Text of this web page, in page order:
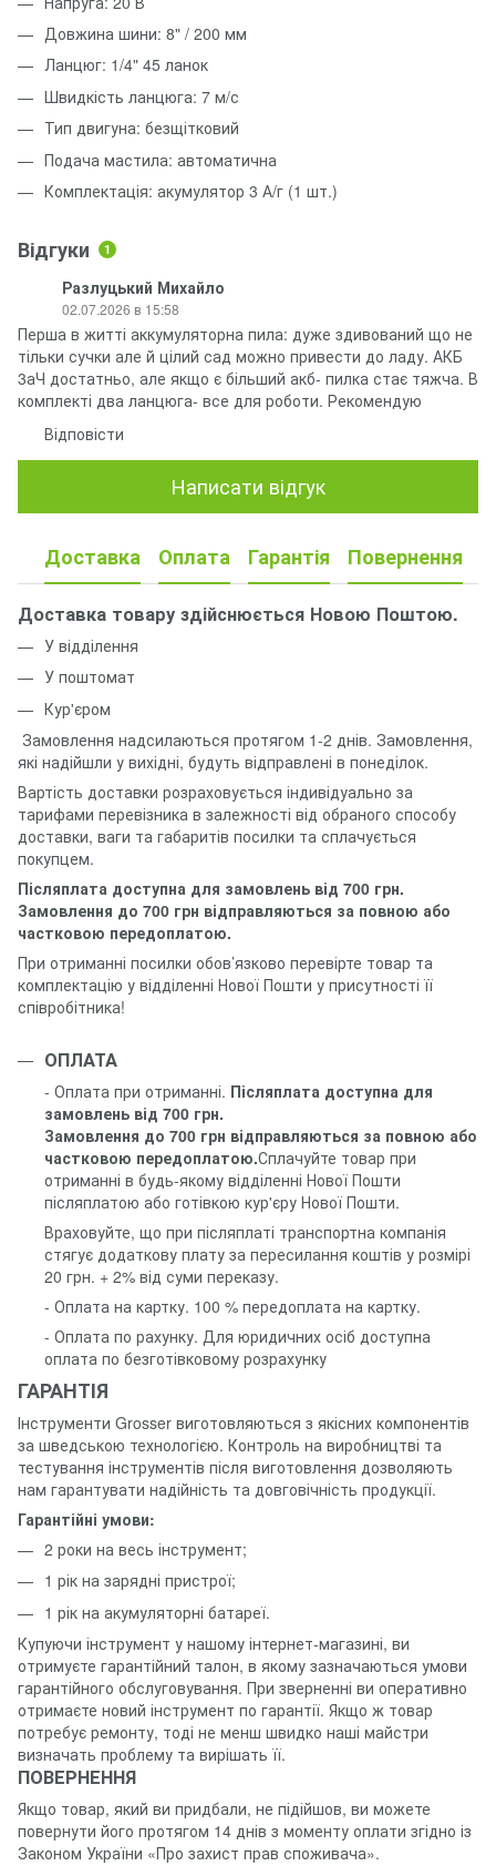
Довжина шини: 8" / 200 мм
Ланцюг: 1/4" 45 ланок
Швидкість ланцюга: 7 м/с
Тип двигуна: безщітковий
Подача мастила: автоматична
Комплектація: акумулятор 3 А/г (1 шт.)
Відгуки 1
Разлуцький Михайло
02.07.2026 в 15:58
Перша в житті аккумуляторна пила: дуже здивований що не
тільки сучки але й цілий сад можно привести до ладу. АКБ
3аЧ достатньо, але якщо є більший акб- пилка стає тяжча. В
комплекті два ланцюга- все для роботи. Рекомендую
Відповісти
Написати відгук
Доставка Оплата Гарантія Повернення
Доставка товару здійснюється Новою Поштою.
У відділення
У поштомат
Кур'єром
Замовлення надсилаються протягом 1-2 днів. Замовлення,
які надійшли у вихідні, будуть відправлені в понеділок.
Вартість доставки розраховується індивідуально за
тарифами перевізника в залежності від обраного способу
доставки, ваги та габаритів посилки та сплачується
покупцем.
Післяплата доступна для замовлень від 700 грн.
Замовлення до 700 грн відправляються за повною або
частковою передоплатою.
При отриманні посилки обов’язково перевірте товар та
комплектацію у відділенні Нової Пошти у присутності її
співробітника!
ОПЛАТА
- Оплата при отриманні. Післяплата доступна для
замовлень від 700 грн.
Замовлення до 700 грн відправляються за повною або
частковою передоплатою.Сплачуйте товар при
отриманні в будь-якому відділенні Нової Пошти
післяплатою або готівкою кур'єру Нової Пошти.
Враховуйте, що при післяплаті транспортна компанія
стягує додаткову плату за пересилання коштів у розмірі
20 грн. + 2% від суми переказу.
- Оплата на картку. 100 % передоплата на картку.
- Оплата по рахунку. Для юридичних осіб доступна
оплата по безготівковому розрахунку
ГАРАНТІЯ
Інструменти Grosser виготовляються з якісних компонентів
за шведською технологією. Контроль на виробництві та
тестування інструментів після виготовлення дозволяють
нам гарантувати надійність та довговічність продукції.
Гарантійні умови:
2 роки на весь інструмент;
1 рік на зарядні пристрої;
1 рік на акумуляторні батареї.
Купуючи інструмент у нашому інтернет-магазині, ви
отримуєте гарантійний талон, в якому зазначаються умови
гарантійного обслуговування. При зверненні ви оперативно
отримаєте новий інструмент по гарантії. Якщо ж товар
потребує ремонту, тоді не менш швидко наші майстри
визначать проблему та вирішать її.
ПОВЕРНЕННЯ
Якщо товар, який ви придбали, не підійшов, ви можете
повернути його протягом 14 днів з моменту оплати згідно із
Законом України «Про захист прав споживача».